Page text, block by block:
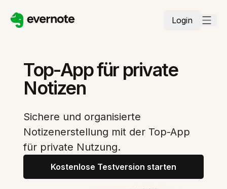
Login
Top-App für private
Notizen
Sichere und organisierte
Notizenerstellung mit der Top-App
für private Nutzung.
Kostenlose Testversion starten